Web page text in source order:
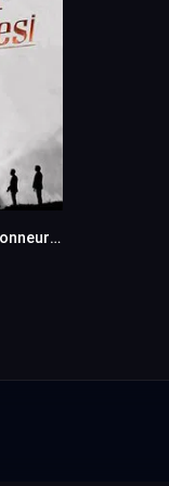
8.9Une question d’honneur – Seref Meselesi en VF (Voix Francaise)